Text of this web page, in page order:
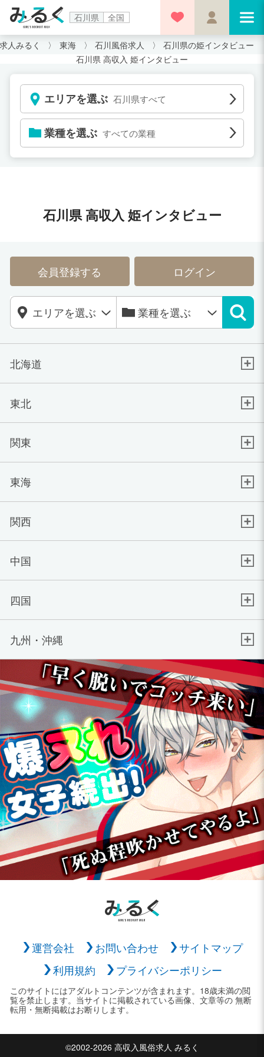
石川県 全国
人みるく 東海 石川風俗求人
石川県の姫インタビュー
石川県 高収入 姫インタビュー
エリアを選ぶ 石川県すべて
業種を選ぶ すべての業種
石川県 高収入 姫インタビュー
会員登録する ログイン
北海道
東北
関東
東海
関西
中国
四国
九州・沖縄
運営会社 お問い合わせ
サイトマップ
利用規約
プライバシーポリシー
このサイトにはアダルトコンテンツが含まれます。18歳未満の閲
覧を禁止します。当サイトに掲載されている画像、文章等の 無断
転用・無断掲載はお断りします。
©2002-2026 高収入風俗求人 みるく